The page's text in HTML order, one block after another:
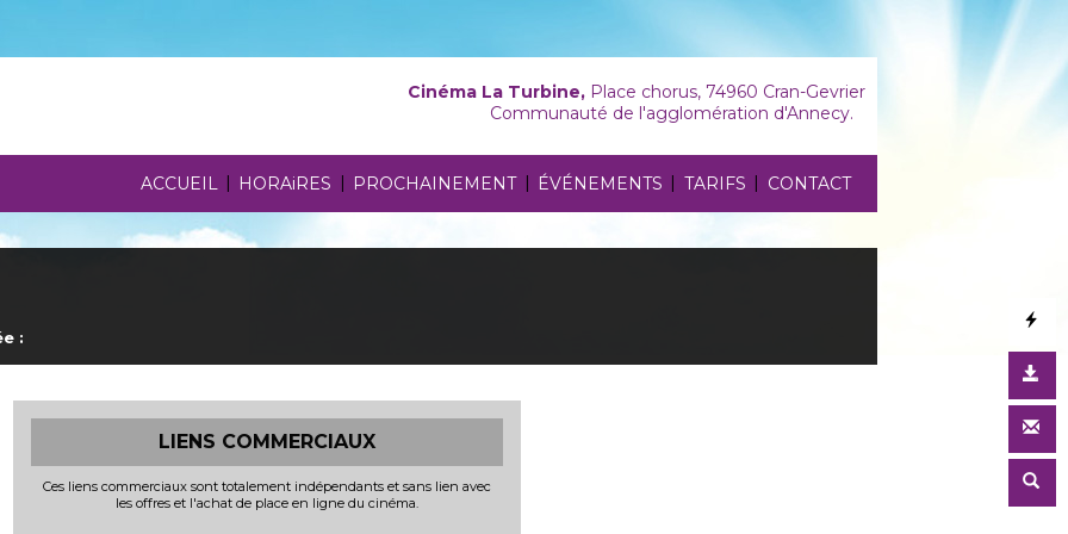
ACCUEIL | HORAiRES | PROCHAINEMENT | ÉVÉNEMENTS | TARIFS | CONTACT
Cinéma La Turbine, Place chorus, 74960 Cran-Gevrier
Communauté de l'agglomération d'Annecy.
:
LIENS COMMERCIAUX
Ces liens commerciaux sont totalement indépendants et sans lien avec
les offres et l'achat de place en ligne du cinéma.